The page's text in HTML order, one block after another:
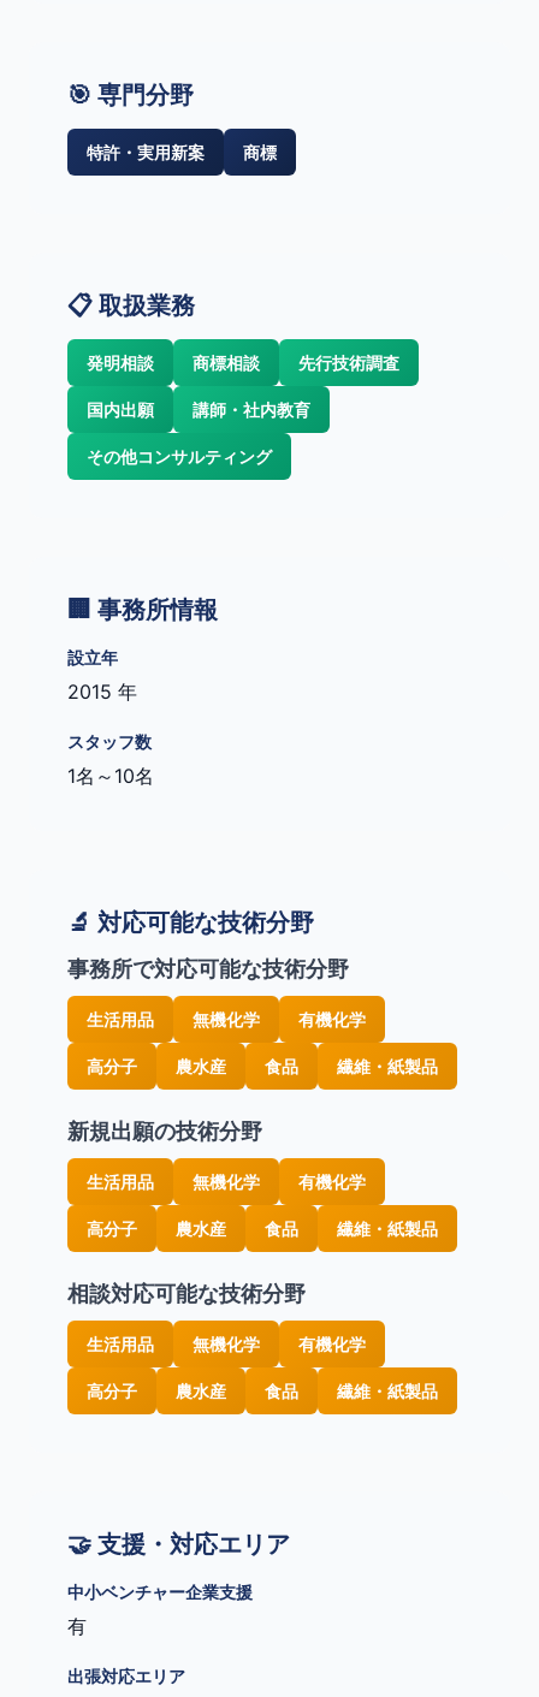
🎯 専門分野
特許・実用新案 商標
📋 取扱業務
発明相談 商標相談 先行技術調査
国内出願 講師・社内教育
その他コンサルティング
🏢 事務所情報
設立年
2015 年
スタッフ数
1名～10名
🔬 対応可能な技術分野
事務所で対応可能な技術分野
生活用品 無機化学 有機化学
高分子 農水産 食品 繊維・紙製品
新規出願の技術分野
生活用品 無機化学 有機化学
高分子 農水産 食品 繊維・紙製品
相談対応可能な技術分野
生活用品 無機化学 有機化学
高分子 農水産 食品 繊維・紙製品
🤝 支援・対応エリア
中小ベンチャー企業支援
有
出張対応エリア